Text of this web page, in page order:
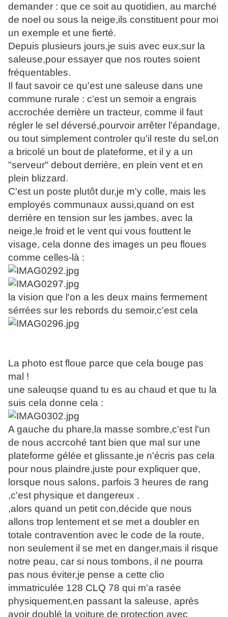
demander : que ce soit au quotidien, au marché
de noel ou sous la neige,ils constituent pour moi
un exemple et une fierté.
Depuis plusieurs jours,je suis avec eux,sur la
saleuse,pour essayer que nos routes soient
fréquentables.
Il faut savoir ce qu'est une saleuse dans une
commune rurale : c'est un semoir a engrais
accrochée derrière un tracteur, comme il faut
régler le sel déversé,pourvoir arrêter l'épandage,
ou tout simplement controler qu'il reste du sel,on
a bricolé un bout de plateforme, et il y a un
"serveur" debout derrière, en plein vent et en
plein blizzard.
C'est un poste plutôt dur,je m'y colle, mais les
employés communaux aussi,quand on est
derrière en tension sur les jambes, avec la
neige,le froid et le vent qui vous fouttent le
visage, cela donne des images un peu floues
comme celles-là :
la vision que l'on a les deux mains fermement
sérrées sur les rebords du semoir,c'est cela
La photo est floue parce que cela bouge pas
mal !
une saleuqse quand tu es au chaud et que tu la
suis cela donne cela :
A gauche du phare,la masse sombre,c'est l'un
de nous accrcohé tant bien que mal sur une
plateforme gélée et glissante,je n'écris pas cela
pour nous plaindre,juste pour expliquer que,
lorsque nous salons, parfois 3 heures de rang
,c'est physique et dangereux .
,alors quand un petit con,décide que nous
allons trop lentement et se met a doubler en
totale contravention avec le code de la route,
non seulement il se met en danger,mais il risque
notre peau, car si nous tombons, il ne pourra
pas nous éviter,je pense a cette clio
immatriculée 128 CLQ 78 qui m'a rasée
physiquement,en passant la saleuse, après
avoir doublé la voiture de protection avec